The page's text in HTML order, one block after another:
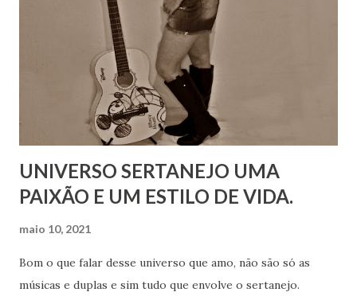
UNIVERSO SERTANEJO UMA
PAIXÃO E UM ESTILO DE VIDA.
maio 10, 2021
Bom o que falar desse universo que amo, não são só as
músicas e duplas e sim tudo que envolve o sertanejo.